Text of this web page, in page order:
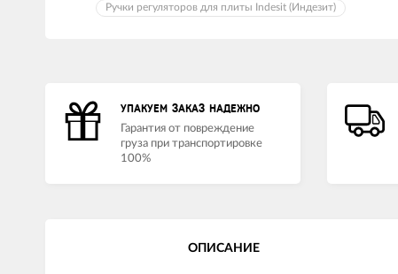
Ручки регуляторов для плиты Indesit (Индезит)
УПАКУЕМ ЗАКАЗ НАДЕЖНО
Гарантия от повреждение
груза при транспортировке
100%
ОПИСАНИЕ